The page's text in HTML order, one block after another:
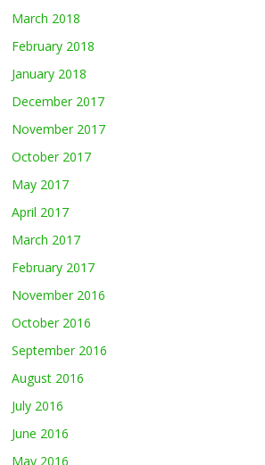
March 2018
February 2018
January 2018
December 2017
November 2017
October 2017
May 2017
April 2017
March 2017
February 2017
November 2016
October 2016
September 2016
August 2016
July 2016
June 2016
May 2016